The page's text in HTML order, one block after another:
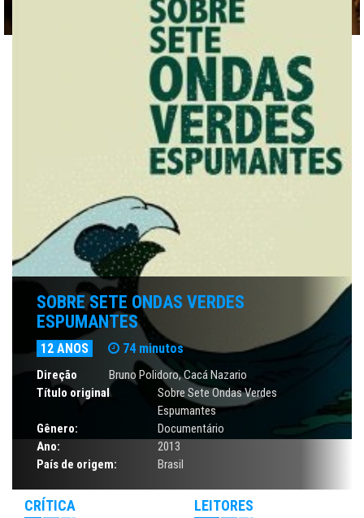
SOBRE SETE ONDAS VERDES
ESPUMANTES
12 ANOS 74 minutos
Direção Bruno Polidoro, Cacá Nazario
Título original
Sobre Sete Ondas Verdes
Espumantes
Gênero:
Documentário
Ano:
2013
País de origem:
Brasil
CRÍTICA LEITORES